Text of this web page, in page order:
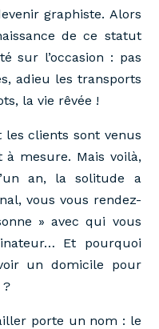
graphiste. Alors
de ce statut
sur l’occasion : pas
adieu les transports
la vie rêvée !
les clients sont venus
mesure. Mais voilà,
an, la solitude a
vous vous rendez-
» avec qui vous
Et pourquoi
un domicile pour
?
porte un nom : le